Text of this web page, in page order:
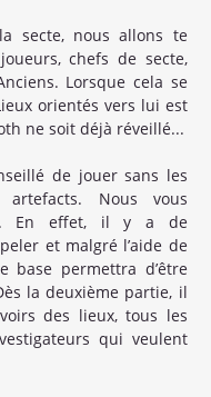
secte, nous allons te
chefs de secte,
Lorsque cela se
orientés vers lui est
ne soit déjà réveillé...
de jouer sans les
Nous vous
En effet, il y a de
et malgré l’aide de
base permettra d’être
la deuxième partie, il
des lieux, tous les
qui veulent